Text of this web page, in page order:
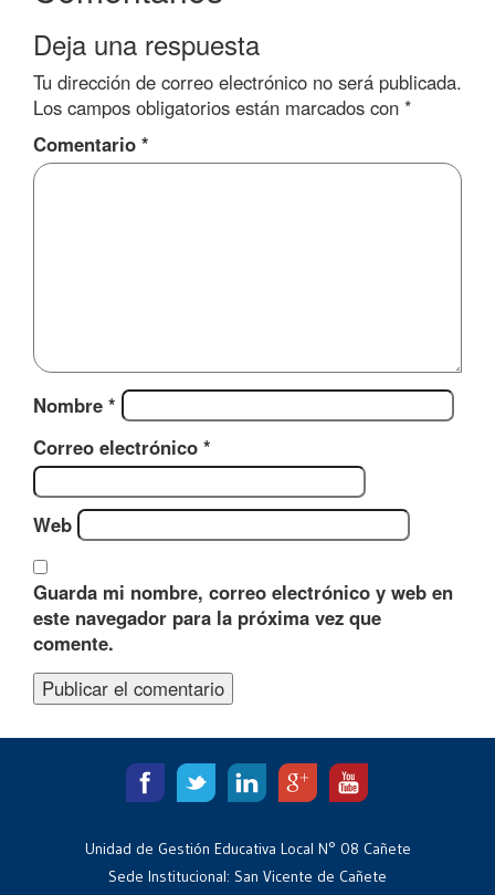
Deja una respuesta
Tu dirección de correo electrónico no será publicada.
Los campos obligatorios están marcados con *
Comentario *
Nombre *
Correo electrónico *
Web
Guarda mi nombre, correo electrónico y web en
este navegador para la próxima vez que
comente.
Unidad de Gestión Educativa Local N° 08 Cañete
Sede Institucional: San Vicente de Cañete